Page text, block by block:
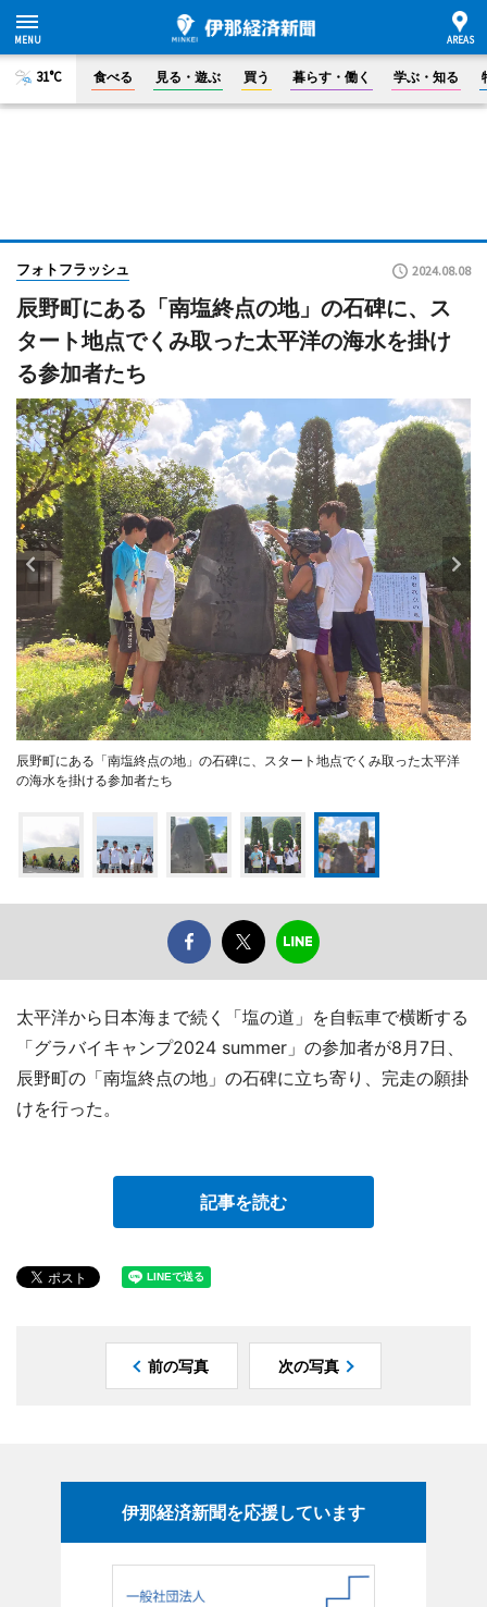
31°C 食べる 見る・遊ぶ 買う 暮らす・働く 学ぶ・知る
フォトフラッシュ 2024.08.08
辰野町にある「南塩終点の地」の石碑に、ス
タート地点でくみ取った太平洋の海水を掛け
る参加者たち
辰野町にある「南塩終点の地」の石碑に、スタート地点でくみ取った太平洋
の海水を掛ける参加者たち
太平洋から日本海まで続く「塩の道」を自転車で横断する
「グラバイキャンプ2024 summer」の参加者が8月7日、
辰野町の「南塩終点の地」の石碑に立ち寄り、完走の願掛
けを行った。
記事を読む
前の写真 次の写真
伊那経済新聞を応援しています